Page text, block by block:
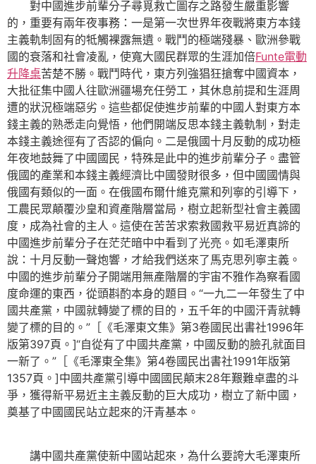
對中國進步前輩分子尋覓救亡圖存之路發生嚴重影響
的，重要有兩年夜事務：一是第一次世界年夜戰將東方本錢
主義軌制固有的牴觸裸露無遺。戰鬥的極端殘暴、歐洲參戰
國的衰落和社會凌亂，使寬大國民群眾的生涯加倍Funte電動
升降桌苦楚不勝。戰鬥時代，東方列強猖狂搶奪中國資本，
大批征集中國人往歐洲疆場充任勞工，其休息前提和生涯周
遭的狀況極端惡劣。這些都促使進步前輩的中國人對東方本
錢主義的熟悉走向覺悟，他們開端反思本錢主義軌制，對走
本錢主義途徑有了否認的偏向。二是俄國十月反動的成功極
年夜地鼓舞了中國國民，特殊是此中的進步前輩分子。盡管
俄國的產業和本錢主義經濟比中國發財很多，但中國國情與
俄國有類似的一面。在俄國布爾什維克黨和列寧的引導下，
工農民眾顛覆沙皇和資產階層當局，樹立起新型社會主義國
度，成為社會的主人。這使在苦苦求索救國救平易近真諦的
中國進步前輩分子在茫茫暗中中看到了光亮。如毛澤東所
說：十月反動一聲炮響，才給我們送來了馬克思列寧主義。
中國的進步前輩分子開端用無產階層的宇宙不雅作為察看國
度命運的東西，從頭斟酌本身的題目。“一九二一年發生了中
國共產黨，中國就轉變了標的目的，五千年的中國汗青就轉
變了標的目的。”［《毛澤東文集》第3卷國民出書社1996年
版第397頁。]“自從有了中國共產黨，中國反動的臉孔就面目
一新了。”［《毛澤東全集》第4卷國民出書社1991年版第
1357頁。]中國共產黨引導中國國民顛末28年艱難卓盡的斗
爭，獲得新平易近主主義反動的巨大成功，樹立了新中國，
奠基了中國國民站立起來的汗青基本。
講中國共產黨使新中國站起來，為什么要誇大毛澤東所